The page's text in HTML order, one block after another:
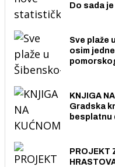
Do sada
Sve plaže
osim
KNJIGA
Gradska
besplatnu
PROJEKT